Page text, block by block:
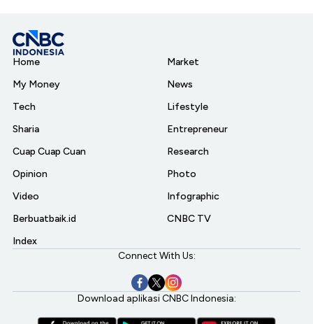
Home
My Money
Tech
Sharia
Cuap Cuap Cuan
Opinion
Video
Berbuatbaik.id
Index
Market
News
Lifestyle
Entrepreneur
Research
Photo
Infographic
CNBC TV
Connect With Us:
Download aplikasi CNBC Indonesia: